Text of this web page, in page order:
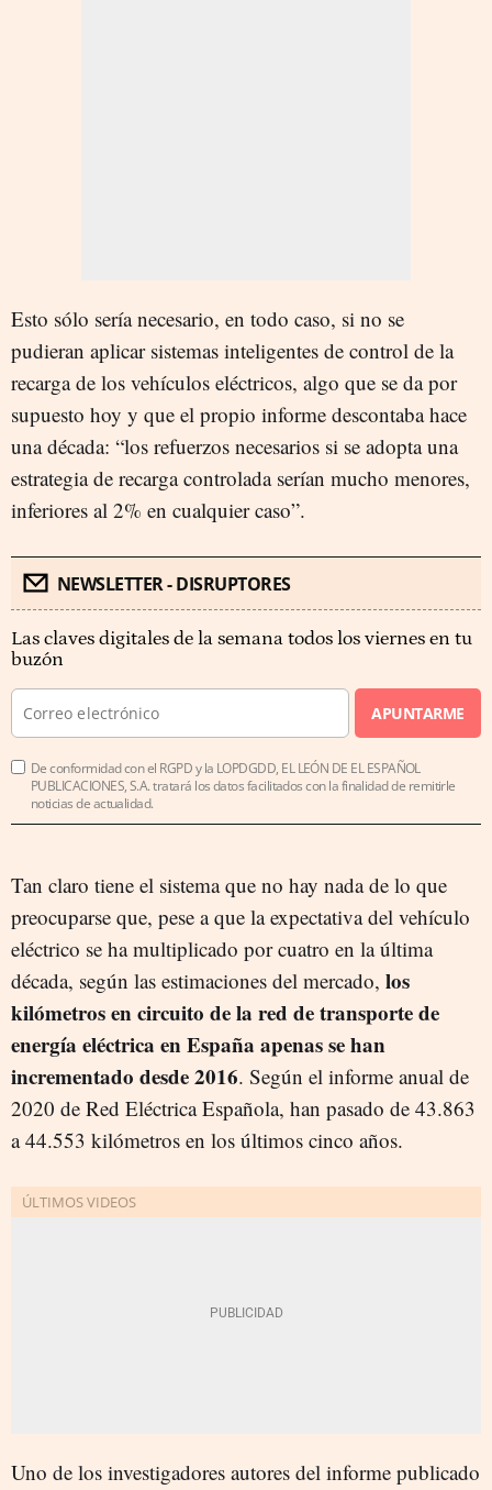
Esto sólo sería necesario, en todo caso, si no se
pudieran aplicar sistemas inteligentes de control de la
recarga de los vehículos eléctricos, algo que se da por
supuesto hoy y que el propio informe descontaba hace
una década: “los refuerzos necesarios si se adopta una
estrategia de recarga controlada serían mucho menores,
inferiores al 2% en cualquier caso”.
NEWSLETTER - DISRUPTORES
Las claves digitales de la semana todos los viernes en tu
buzón
APUNTARME
De conformidad con el RGPD y la LOPDGDD, EL LEÓN DE EL ESPAÑOL
PUBLICACIONES, S.A. tratará los datos facilitados con la finalidad de remitirle
noticias de actualidad.
Tan claro tiene el sistema que no hay nada de lo que
preocuparse que, pese a que la expectativa del vehículo
eléctrico se ha multiplicado por cuatro en la última
década, según las estimaciones del mercado, los
kilómetros en circuito de la red de transporte de
energía eléctrica en España apenas se han
incrementado desde 2016. Según el informe anual de
2020 de Red Eléctrica Española, han pasado de 43.863
a 44.553 kilómetros en los últimos cinco años.
Uno de los investigadores autores del informe publicado